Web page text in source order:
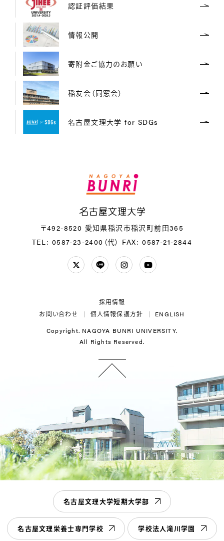
認証評価結果
情報公開
寄附金ご協力のお願い
稲友会（同窓会）
名古屋文理大学 for SDGs
〒492-8520 愛知県稲沢市稲沢町前田365
TEL: 0587-23-2400（代） FAX: 0587-21-2844
ENGLISH
個人情報保護方針
お問い合わせ
採用情報
Copyright. NAGOYA BUNRI UNIVERSITY.
All Rights Reserved.
名古屋文理大学短期大学部
名古屋文理栄養士専門学校 学校法人滝川学園